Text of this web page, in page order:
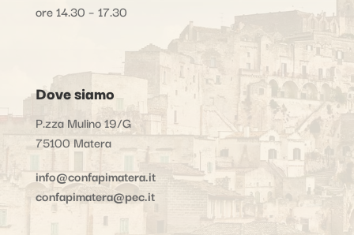
ore 14.30 – 17.30
Dove siamo
P.zza Mulino 19/G
75100 Matera
info@confapimatera.it
confapimatera@pec.it